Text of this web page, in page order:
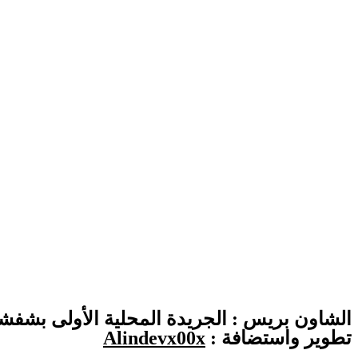
الشاون بريس : الجريدة المحلية الأولى
تطوير واستضافة : Alindevx00x